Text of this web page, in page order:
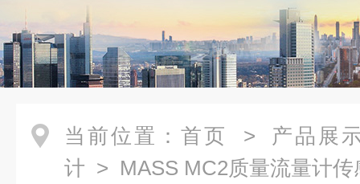
当前位置： 首页 > 产品展
计 > MASS MC2质量流量计传